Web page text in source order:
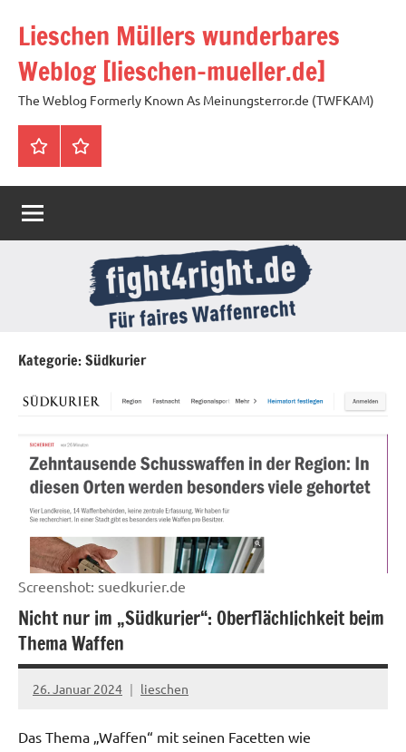
Inhalt
springen
Lieschen Müllers wunderbares
Weblog [lieschen-mueller.de]
The Weblog Formerly Known As Meinungsterror.de (TWFKAM)
ImpressumDatenschutzerklärung
Kategorie:Südkurier
Screenshot: suedkurier.de
Nicht nur im „Südkurier“: Oberflächlichkeit beim
Thema Waffen
26. Januar 2024 lieschen
Das Thema „Waffen“ mit seinen Facetten wie